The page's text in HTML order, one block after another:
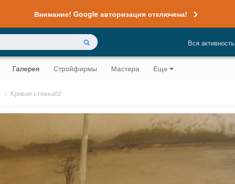
Внимание! Google авторизация отключена!
Вся активность
Галерея Стройфирмы Мастера Еще
Кривая стяжка02